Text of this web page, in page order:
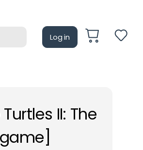
Log in
II: The